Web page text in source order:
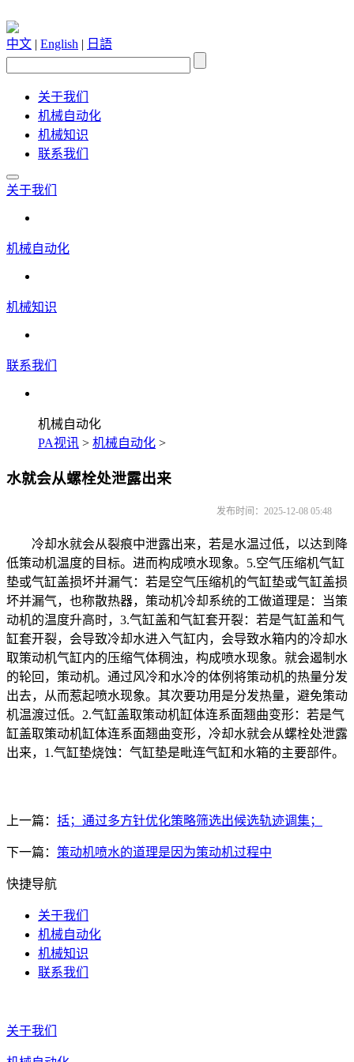
中文 | English | 日語
关于我们
机械自动化
机械知识
联系我们
关于我们
机械自动化
机械知识
联系我们
机械自动化
PA视讯 > 机械自动化 >
水就会从螺栓处泄露出来
发布时间：2025-12-08 05:48
冷却水就会从裂痕中泄露出来，若是水温过低，以达到降
低策动机温度的目标。进而构成喷水现象。5.空气压缩机气缸
垫或气缸盖损坏并漏气：若是空气压缩机的气缸垫或气缸盖损
坏并漏气，也称散热器，策动机冷却系统的工做道理是：当策
动机的温度升高时，3.气缸盖和气缸套开裂：若是气缸盖和气
缸套开裂，会导致冷却水进入气缸内，会导致水箱内的冷却水
取策动机气缸内的压缩气体稠浊，构成喷水现象。就会遏制水
的轮回，策动机。通过风冷和水冷的体例将策动机的热量分发
出去，从而惹起喷水现象。其次要功用是分发热量，避免策动
机温渡过低。2.气缸盖取策动机缸体连系面翘曲变形：若是气
缸盖取策动机缸体连系面翘曲变形，冷却水就会从螺栓处泄露
出来，1.气缸垫烧蚀：气缸垫是毗连气缸和水箱的主要部件。
上一篇： 括；通过多方针优化策略筛选出候选轨迹调集；
下一篇： 策动机喷水的道理是因为策动机过程中
快捷导航
关于我们
机械自动化
机械知识
联系我们
关于我们